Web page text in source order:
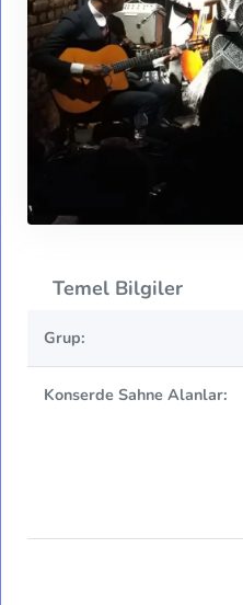
Temel Bilgiler
Grup:
Konserde Sahne Alanlar: